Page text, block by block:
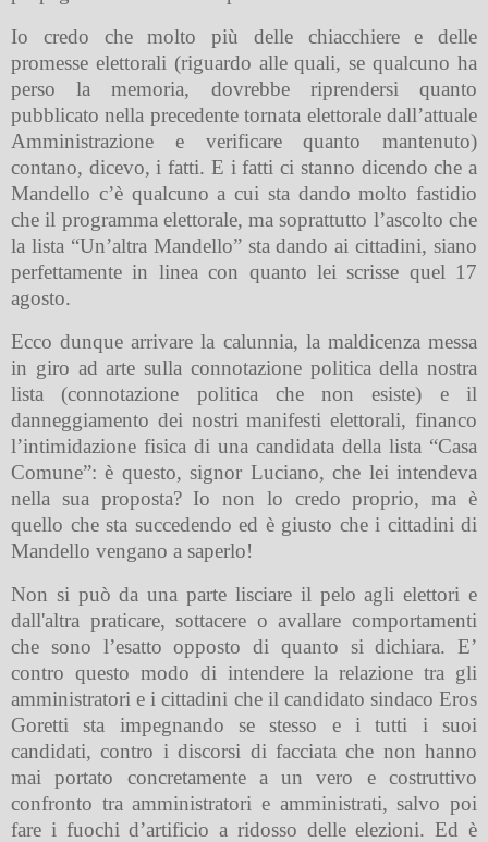
Io credo che molto più delle chiacchiere e delle
promesse elettorali (riguardo alle quali, se qualcuno ha
perso la memoria, dovrebbe riprendersi quanto
pubblicato nella precedente tornata elettorale dall’attuale
Amministrazione e verificare quanto mantenuto)
contano, dicevo, i fatti. E i fatti ci stanno dicendo che a
Mandello c’è qualcuno a cui sta dando molto fastidio
che il programma elettorale, ma soprattutto l’ascolto che
la lista “Un’altra Mandello” sta dando ai cittadini, siano
perfettamente in linea con quanto lei scrisse quel 17
agosto.
Ecco dunque arrivare la calunnia, la maldicenza messa
in giro ad arte sulla connotazione politica della nostra
lista (connotazione politica che non esiste) e il
danneggiamento dei nostri manifesti elettorali, financo
l’intimidazione fisica di una candidata della lista “Casa
Comune”: è questo, signor Luciano, che lei intendeva
nella sua proposta? Io non lo credo proprio, ma è
quello che sta succedendo ed è giusto che i cittadini di
Mandello vengano a saperlo!
Non si può da una parte lisciare il pelo agli elettori e
dall'altra praticare, sottacere o avallare comportamenti
che sono l’esatto opposto di quanto si dichiara. E’
contro questo modo di intendere la relazione tra gli
amministratori e i cittadini che il candidato sindaco Eros
Goretti sta impegnando se stesso e i tutti i suoi
candidati, contro i discorsi di facciata che non hanno
mai portato concretamente a un vero e costruttivo
confronto tra amministratori e amministrati, salvo poi
fare i fuochi d’artificio a ridosso delle elezioni. Ed è